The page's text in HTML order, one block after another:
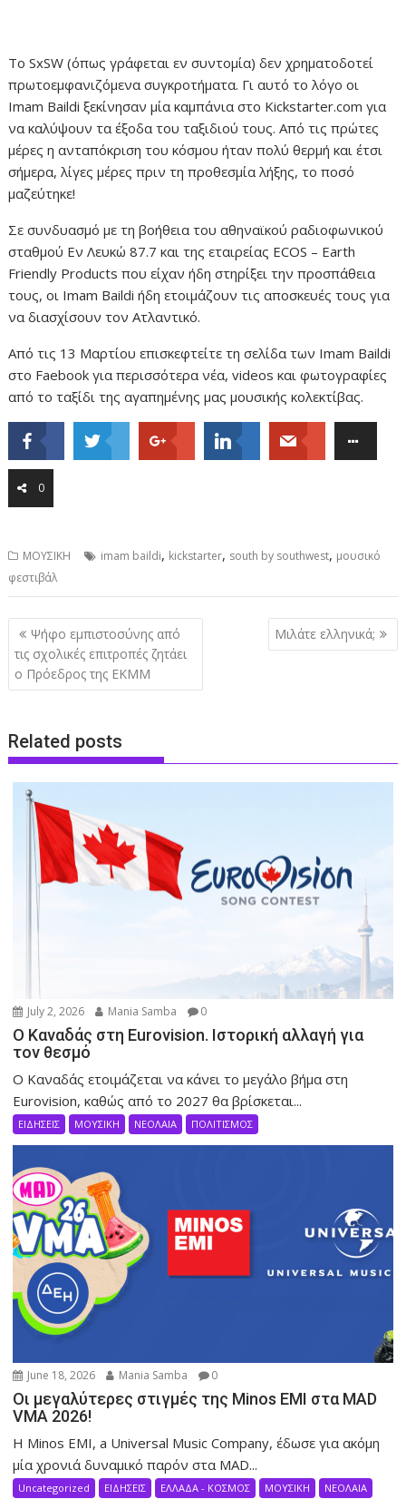
Το SxSW (όπως γράφεται εν συντομία) δεν χρηματοδοτεί
πρωτοεμφανιζόμενα συγκροτήματα. Γι αυτό το λόγο οι
Imam Baildi ξεκίνησαν μία καμπάνια στο Kickstarter.com για
να καλύψουν τα έξοδα του ταξιδιού τους. Από τις πρώτες
μέρες η ανταπόκριση του κόσμου ήταν πολύ θερμή και έτσι
σήμερα, λίγες μέρες πριν τη προθεσμία λήξης, το ποσό
μαζεύτηκε!
Σε συνδυασμό με τη βοήθεια του αθηναϊκού ραδιοφωνικού
σταθμού Εν Λευκώ 87.7 και της εταιρείας ECOS – Earth
Friendly Products που είχαν ήδη στηρίξει την προσπάθεια
τους, οι Imam Baildi ήδη ετοιμάζουν τις αποσκευές τους για
να διασχίσουν τον Ατλαντικό.
Από τις 13 Μαρτίου επισκεφτείτε τη σελίδα των Imam Baildi
στο Faebook για περισσότερα νέα, videos και φωτογραφίες
από το ταξίδι της αγαπημένης μας μουσικής κολεκτίβας.
0
ΜΟΥΣΙΚΗ imam baildi, kickstarter, south by southwest, μουσικό
φεστιβάλ
Post
navigation
Ψήφο εμπιστοσύνης από
τις σχολικές επιτροπές ζητάει
ο Πρόεδρος της ΕΚΜΜ
Μιλάτε ελληνικά;
Related posts
July 2, 2026 Mania Samba 0
O Καναδάς στη Eurovision. Ιστορική αλλαγή για
τον θεσμό
Ο Καναδάς ετοιμάζεται να κάνει το μεγάλο βήμα στη
Eurovision, καθώς από το 2027 θα βρίσκεται...
ΕΙΔΗΣΕΙΣ ΜΟΥΣΙΚΗ ΝΕΟΛΑΙΑ ΠΟΛΙΤΙΣΜΟΣ
June 18, 2026 Mania Samba 0
Οι μεγαλύτερες στιγμές της Minos EMI στα MAD
VMΑ 2026!
Η Minos EMI, a Universal Music Company, έδωσε για ακόμη
μία χρονιά δυναμικό παρόν στα MAD...
Uncategorized ΕΙΔΗΣΕΙΣ ΕΛΛΑΔΑ - ΚΟΣΜΟΣ ΜΟΥΣΙΚΗ ΝΕΟΛΑΙΑ